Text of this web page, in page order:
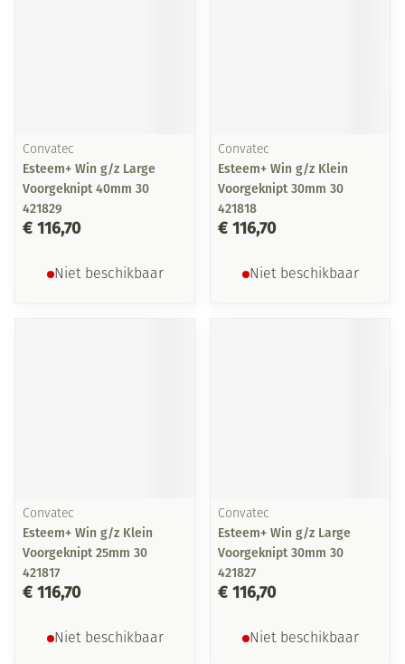
Convatec
Esteem+ Win g/z Large
Voorgeknipt 40mm 30
421829
€ 116,70
Niet beschikbaar
Convatec
Esteem+ Win g/z Klein
Voorgeknipt 30mm 30
421818
€ 116,70
Niet beschikbaar
Convatec
Esteem+ Win g/z Klein
Voorgeknipt 25mm 30
421817
€ 116,70
Niet beschikbaar
Convatec
Esteem+ Win g/z Large
Voorgeknipt 30mm 30
421827
€ 116,70
Niet beschikbaar